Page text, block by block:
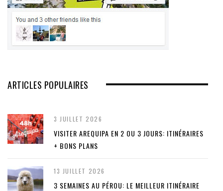
ARTICLES POPULAIRES
3 JUILLET 2026
VISITER AREQUIPA EN 2 OU 3 JOURS: ITINÉRAIRES
+ BONS PLANS
13 JUILLET 2026
3 SEMAINES AU PÉROU: LE MEILLEUR ITINÉRAIRE